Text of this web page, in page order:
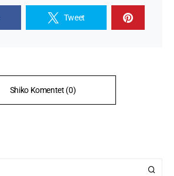
Tweet
Shiko Komentet (0)